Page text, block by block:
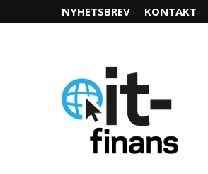
NYHETSBREV KONTAKT